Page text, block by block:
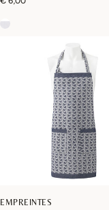
EMPREINTES